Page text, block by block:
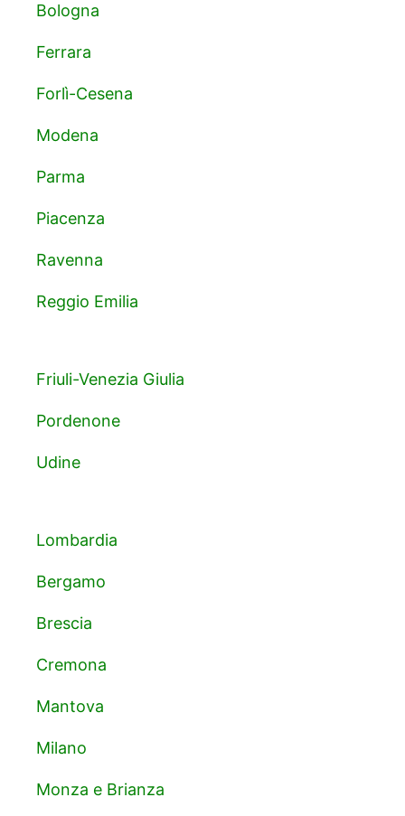
Bologna
Ferrara
Forlì-Cesena
Modena
Parma
Piacenza
Ravenna
Reggio Emilia
Friuli-Venezia Giulia
Pordenone
Udine
Lombardia
Bergamo
Brescia
Cremona
Mantova
Milano
Monza e Brianza